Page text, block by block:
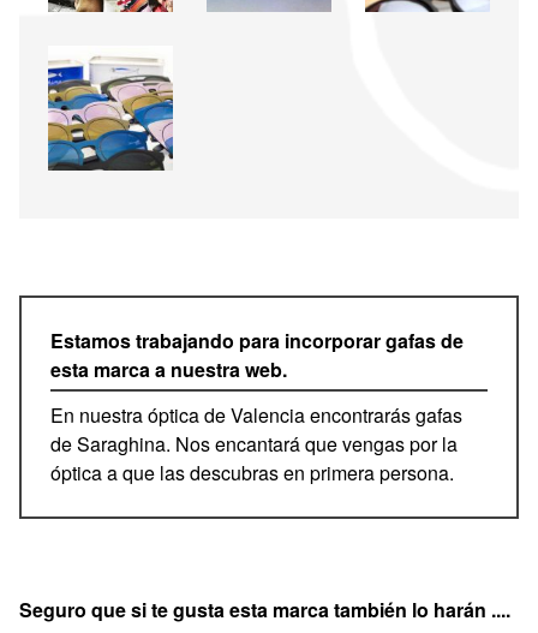
Estamos trabajando para incorporar gafas de
esta marca a nuestra web.
En nuestra óptica de Valencia encontrarás gafas
de Saraghina. Nos encantará que vengas por la
óptica a que las descubras en primera persona.
Seguro que si te gusta esta marca también lo harán ....